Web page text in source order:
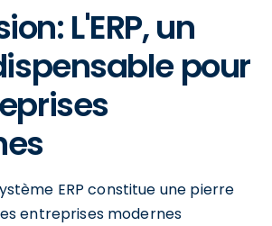
L'ERP, un
pour
ERP constitue une pierre
entreprises modernes